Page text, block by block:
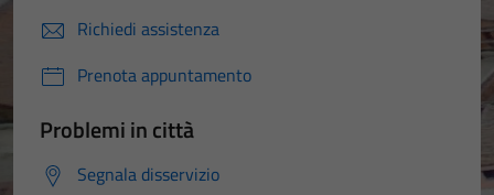
Richiedi assistenza
Prenota appuntamento
Problemi in città
Segnala disservizio